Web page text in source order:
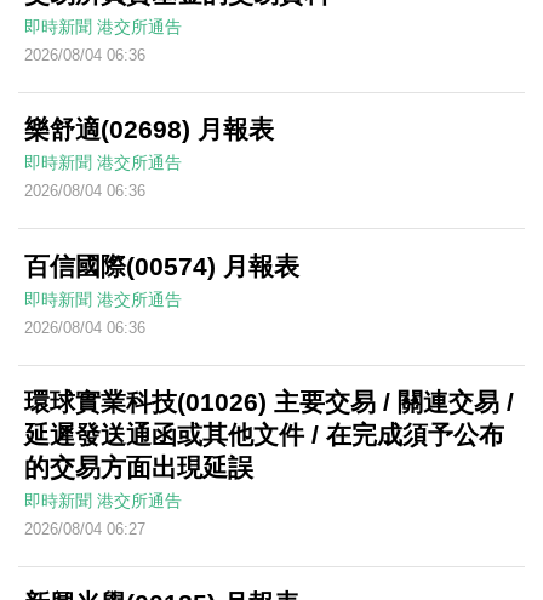
即時新聞 港交所通告
2026/08/04 06:36
樂舒適(02698) 月報表
即時新聞 港交所通告
2026/08/04 06:36
百信國際(00574) 月報表
即時新聞 港交所通告
2026/08/04 06:36
環球實業科技(01026) 主要交易 / 關連交易 /
延遲發送通函或其他文件 / 在完成須予公布
的交易方面出現延誤
即時新聞 港交所通告
2026/08/04 06:27